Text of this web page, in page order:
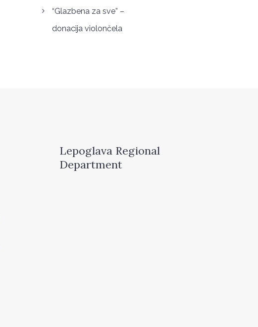
“Glazbena za sve” –
donacija violončela
Lepoglava Regional
Department